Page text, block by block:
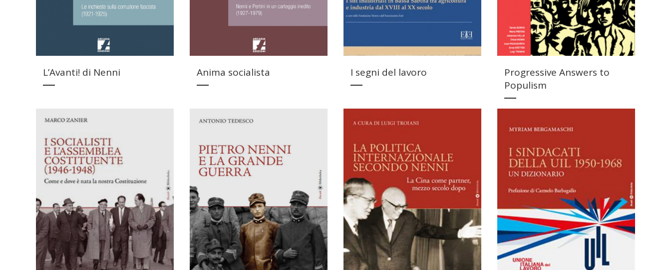
L’Avanti! di Nenni Anima socialista I segni del lavoro
Progressive Answers to
Populism